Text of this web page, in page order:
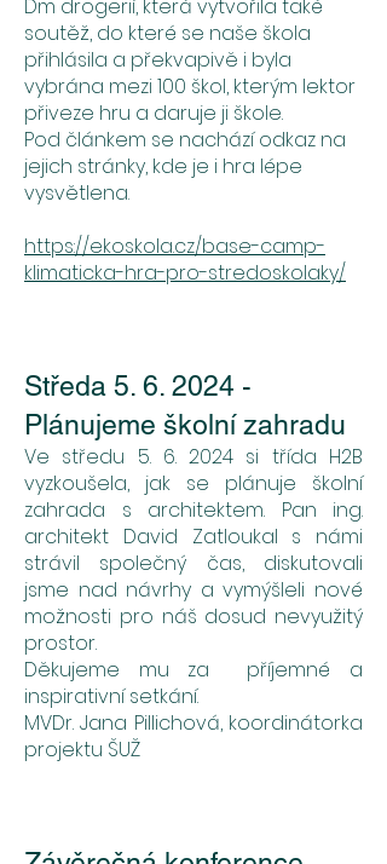
Dm drogerií, která vytvořila také
soutěž, do které se naše škola
přihlásila a překvapivě i byla
vybrána mezi 100 škol, kterým lektor
přiveze hru a daruje ji škole.
Pod článkem se nachází odkaz na
jejich stránky, kde je i hra lépe
vysvětlena.
https://ekoskola.cz/base-camp-
klimaticka-hra-pro-stredoskolaky/
Středa 5. 6. 2024 -
Plánujeme školní zahradu
Ve středu 5. 6. 2024 si třída H2B
vyzkoušela, jak se plánuje školní
zahrada s architektem. Pan ing.
architekt David Zatloukal s námi
strávil společný čas, diskutovali
jsme nad návrhy a vymýšleli nové
možnosti pro náš dosud nevyužitý
prostor.
Děkujeme mu za příjemné a
inspirativní setkání.
MVDr. Jana Pillichová, koordinátorka
projektu ŠUŽ